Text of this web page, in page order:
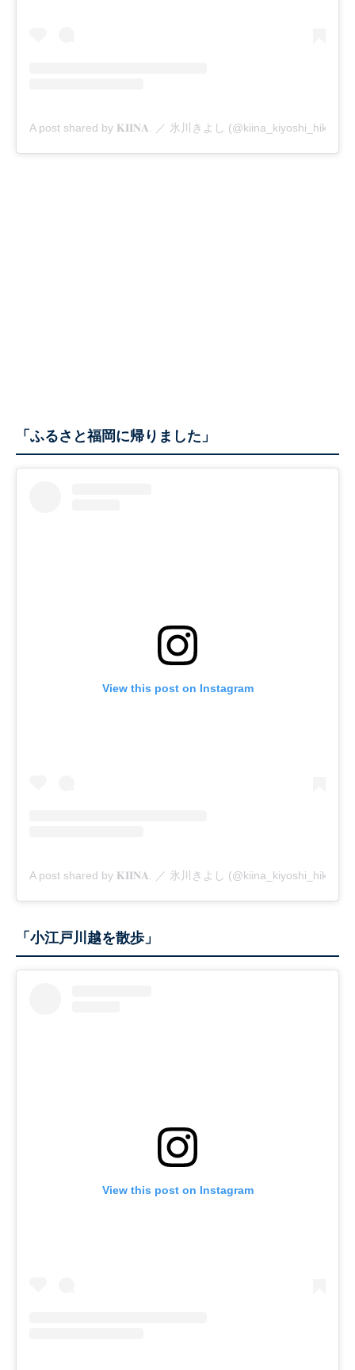
A post shared by 𝐊𝐈𝐈𝐍𝐀. ／ 氷川きよし (@kiina_kiyoshi_hikawa)
「ふるさと福岡に帰りました」
View this post on Instagram
A post shared by 𝐊𝐈𝐈𝐍𝐀. ／ 氷川きよし (@kiina_kiyoshi_hikawa)
「小江戸川越を散歩」
View this post on Instagram